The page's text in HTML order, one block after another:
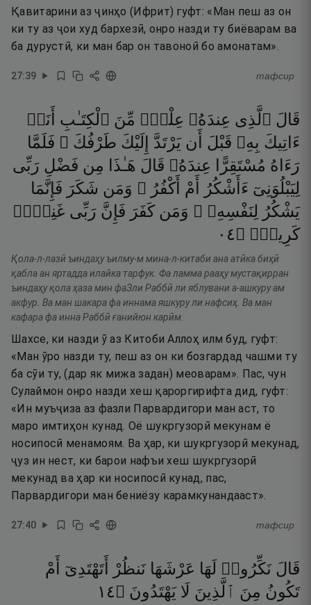
Қавитарини аз ҷинҳо (Ифрит) гуфт: «Ман пеш аз он
ки ту аз ҷои худ бархезӣ, онро назди ту биёварам ва
ба дурустӣ, ки ман бар он тавоноӣ бо амонатам».
27:39 тафсир
قَالَ ٱلَّذِى عِندَهُۥ عِلْمٌۭ مِّنَ ٱلْكِتَـٰبِ أَنَا۠
ءَاتِيكَ بِهِۦ قَبْلَ أَن يَرْتَدَّ إِلَيْكَ طَرْفُكَ ۚ فَلَمَّا
رَءَاهُ مُسْتَقِرًّا عِندَهُۥ قَالَ هَـٰذَا مِن فَضْلِ رَبِّى
لِيَبْلُوَنِىٓ ءَأَشْكُرُ أَمْ أَكْفُرُ ۖ وَمَن شَكَرَ فَإِنَّمَا
يَشْكُرُ لِنَفْسِهِۦ ۖ وَمَن كَفَرَ فَإِنَّ رَبِّى غَنِىٌّۭ
كَرِيمٌۭ ۝٤٠
Қола-л-лазӣ ъиндаҳу ъилму-м мина-л-китаби ана атӣка биҳӣ
қабла ан яртадда илайка тарфук. Фа ламма рааҳу мустақирран
ъиндаҳу қола ҳаза мин фаЗли Раббӣ ли яблувани а-ашкуру ам
акфур. Ва ман шакара фа иннама яшкуру ли нафсиҳ. Ва ман
кафара фа инна Раббӣ ғанийюн карӣм.
Шахсе, ки назди ӯ аз Китоби Аллоҳ илм буд, гуфт:
«Ман ӯро назди ту, пеш аз он ки бозгардад чашми ту
ба сӯи ту, (дар як мижа задан) меоварам». Пас, чун
Сулаймон онро назди хеш қароргирифта дид, гуфт:
«Ин муъҷиза аз фазли Парвардигори ман аст, то
маро имтиҳон кунад. Оё шукргузорӣ мекунам ё
носипосӣ менамоям. Ва ҳар, ки шукргузорӣ мекунад,
ҷуз ин нест, ки барои нафъи хеш шукргузорӣ
мекунад ва ҳар ки носипосӣ кунад, пас,
Парвардигори ман бениёзу карамкунандааст».
27:40 тафсир
قَالَ نَكِّرُوا۟ لَهَا عَرْشَهَا نَنظُرْ أَتَهْتَدِىٓ
أَمْ
تَكُونُ مِنَ ٱلَّذِينَ لَا يَهْتَدُونَ ۝٤١